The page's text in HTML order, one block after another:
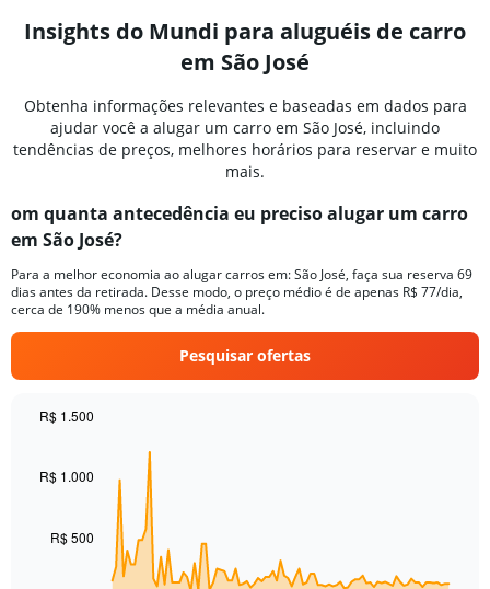
Insights do Mundi para aluguéis de carro
em São José
Obtenha informações relevantes e baseadas em dados para
ajudar você a alugar um carro em São José, incluindo
tendências de preços, melhores horários para reservar e muito
mais.
om quanta antecedência eu preciso alugar um carro
em São José?
Para a melhor economia ao alugar carros em: São José, faça sua reserva 69
dias antes da retirada. Desse modo, o preço médio é de apenas R$ 77/dia,
cerca de 190% menos que a média anual.
Pesquisar ofertas
91
R$ 500
R$ 1.000
R$ 1.500